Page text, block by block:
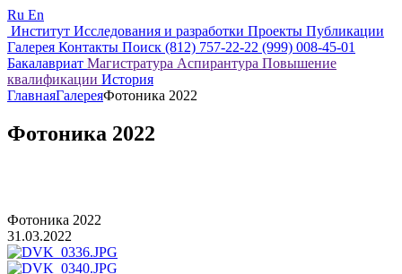
Ru En
Институт Исследования и разработки Проекты Публикации
Галерея Контакты Поиск (812) 757-22-22 (999) 008-45-01
Бакалавриат Магистратура Аспирантура Повышение
квалификации История
ГлавнаяГалереяФотоника 2022
Фотоника 2022
Фотоника 2022
31.03.2022